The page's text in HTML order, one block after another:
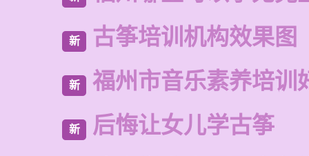
新 古筝培训机构效果图
新 福州市音乐素养培训
新 后悔让女儿学古筝